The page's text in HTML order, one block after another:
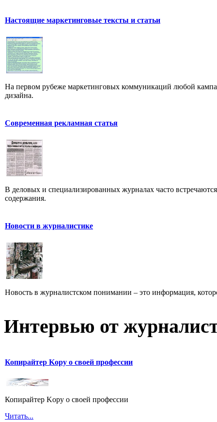
Настоящие маркетинговые тексты и статьи
На первом рубеже маркетинговых коммуникаций любой
дизайна.
Современная рекламная статья
В деловых и специализированных журналах часто
содержания.
Новости в журналистике
Новость в журналистском понимании – это информация,
Интервью от
Копирайтер Kopy о своей профессии
Копирайтер Kopy о своей профессии
Читать...